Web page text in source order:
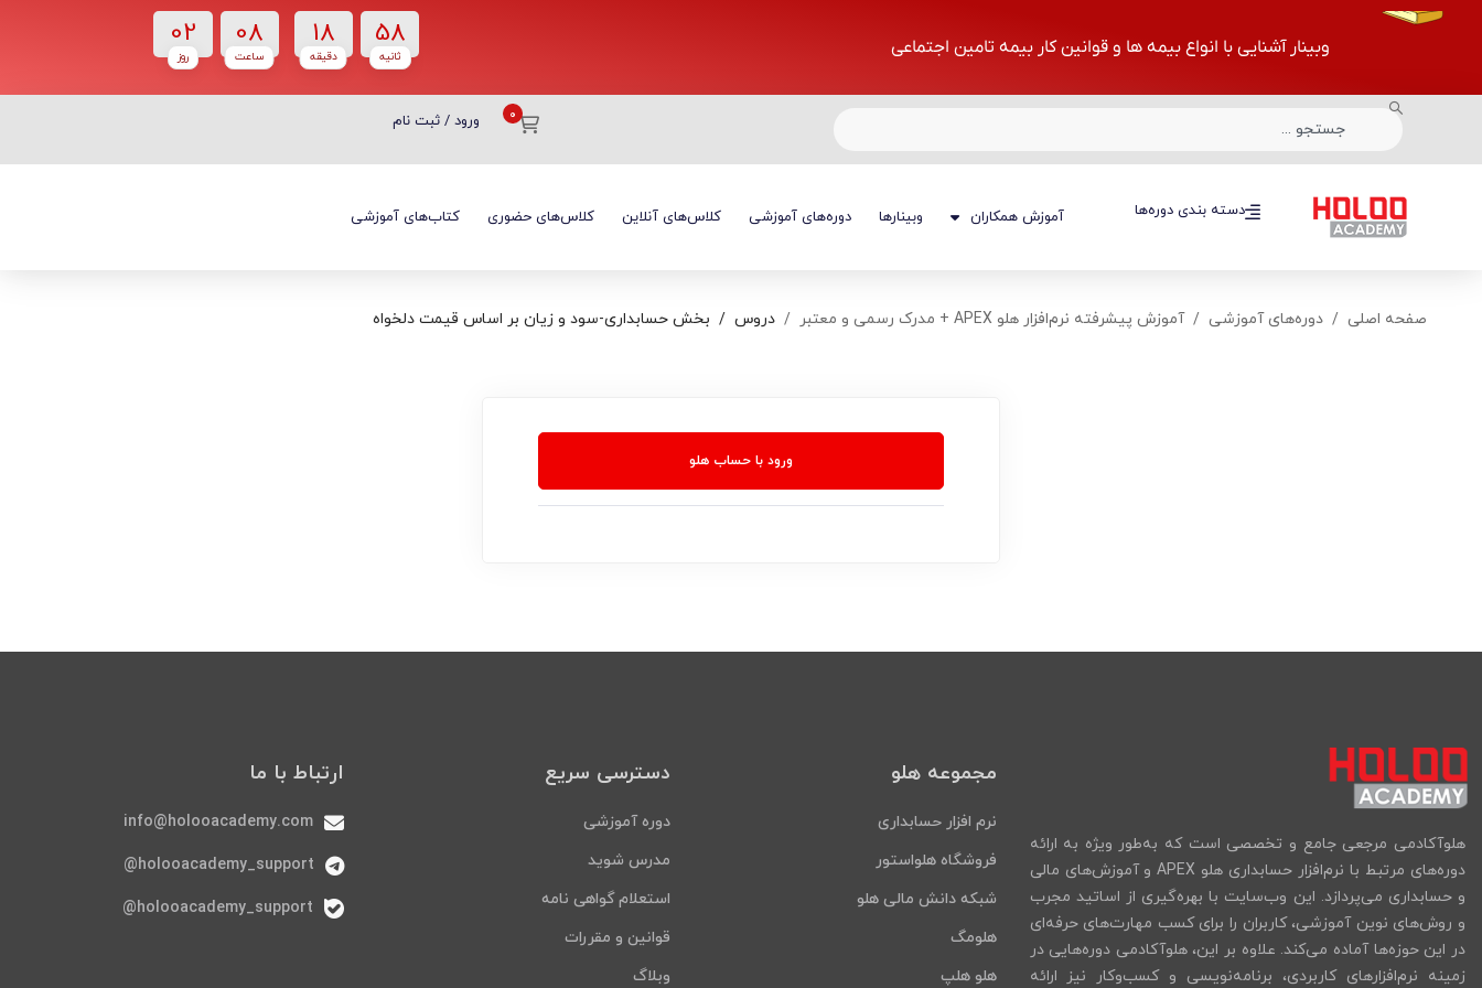
وبینار آشنایی با انواع بیمه ها و قوانین کار بیمه تامین اجتماعی 02
روز
08
ساعت‌
18
دقیقه
57
ثانیه
ورود / ثبت نام
دسته بندی دوره‌ها آموزش همکاران وبینارها دوره‌های آموزشی کلاس‌های آنلاین کلاس‌های حضوری کتاب‌های آموزشی دسته بندی دوره‌ها
صفحه اصلی دوره‌های آموزشی آموزش پیشرفته نرم‌افزار هلو APEX + مدرک رسمی و معتبر دروس بخش حسابداری-سود و زیان بر اساس قیمت دلخواه
ورود با حساب هلو
هلوآکادمی مرجعی جامع و تخصصی است که به‌طور ویژه به ارائه
دوره‌های مرتبط با نرم‌افزار حسابداری هلو APEX و آموزش‌های مالی
و حسابداری می‌پردازد. این وب‌سایت با بهره‌گیری از اساتید مجرب
و روش‌های نوین آموزشی، کاربران را برای کسب مهارت‌های حرفه‌ای
در این حوزه‌ها آماده می‌کند. علاوه بر این، هلوآکادمی دوره‌هایی در
زمینه نرم‌افزارهای کاربردی، برنامه‌نویسی و کسب‌وکار نیز ارائه
مجموعه هلو
نرم افزار حسابداری
فروشگاه هلواستور
شبکه دانش مالی هلو
هلومگ
هلو هلپ
دسترسی سریع
دوره آموزشی
مدرس شوید
استعلام گواهی نامه
قوانین و مقررات
وبلاگ
ارتباط با ما
info@holooacademy.com
holooacademy_support@
holooacademy_support@